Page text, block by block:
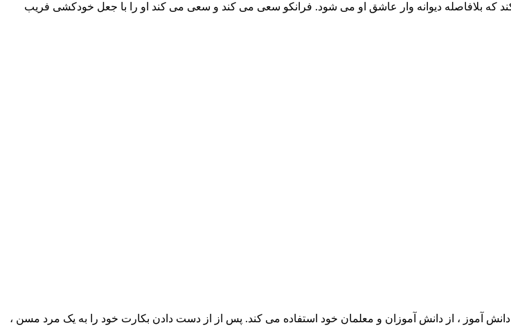
بلافاصله دیوانه وار عاشق او می شود. فرانکو سعی می کند و سعی می کند او را با جعل خودکشی فریب
دانش آموز ، از دانش آموزان و معلمان خود استفاده می کند. پس از از دست دادن بکارت خود را به یک مرد مسن ،